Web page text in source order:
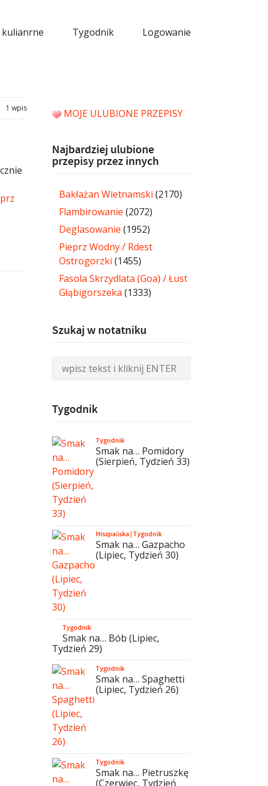
kulianrne Tygodnik Logowanie
1 wpis MOJE ULUBIONE PRZEPISY
Najbardziej ulubione
przepisy przez innych
Bakłażan Wietnamski (2170)
Flambirowanie (2072)
Deglasowanie (1952)
Pieprz Wodny / Rdest
Ostrogorzki (1455)
Fasola Skrzydlata (Goa) / Łust
Głąbigorszeka (1333)
Szukaj w notatniku
Tygodnik
Tygodnik
Smak na… Pomidory
(Sierpień, Tydzień 33)
Hiszpańska|Tygodnik
Smak na… Gazpacho
(Lipiec, Tydzień 30)
Tygodnik
Smak na… Bób (Lipiec,
Tydzień 29)
Tygodnik
Smak na… Spaghetti
(Lipiec, Tydzień 26)
Tygodnik
Smak na… Pietruszkę
(Czerwiec, Tydzień